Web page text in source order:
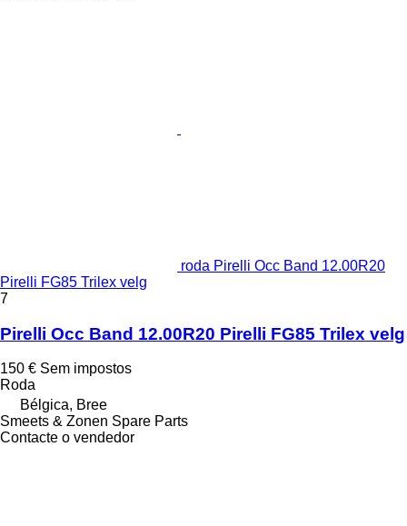
roda Pirelli Occ Band 12.00R20
Pirelli FG85 Trilex velg
7
Pirelli Occ Band 12.00R20 Pirelli FG85 Trilex velg
150 € Sem impostos
Roda
Bélgica, Bree
Smeets & Zonen Spare Parts
Contacte o vendedor